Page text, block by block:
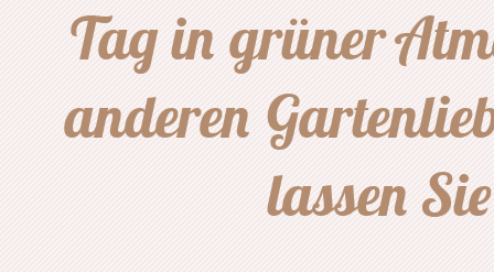
Tag in grüner
anderen
lassen